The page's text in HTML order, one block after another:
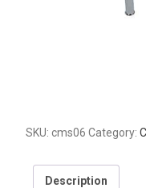
SKU: cms06 Category:
Description